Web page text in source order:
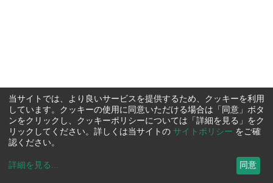
当サイトでは、より良いサービスを提供するため、クッキーを利用
しています。クッキーの使用に同意いただける場合は「同意」ボタ
ンをクリックし、クッキーポリシーについては「詳細を見る」をク
リックしてください。詳しくは当サイトの サイトポリシー をご確
認ください。
詳細を見る ... 同意